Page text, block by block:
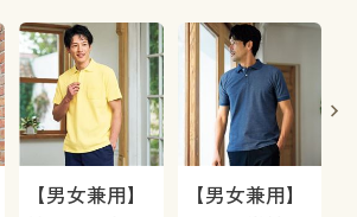
【男女兼用】
【男女兼用】